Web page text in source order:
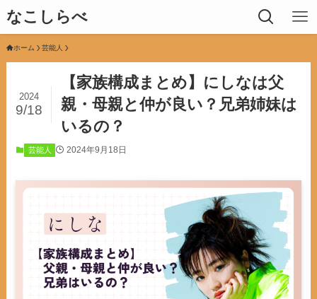
なこしらべ
ホーム 芸能人
【家族構成まとめ】にしなは父
親・母親と仲が良い？兄弟姉妹は
いるの？
2024
9/18
芸能人 2024年9月18日